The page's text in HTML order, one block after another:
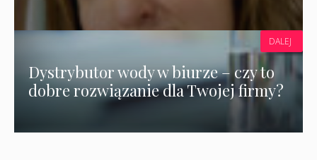
Dystrybutor wody w biurze – czy to
dobre rozwiązanie dla Twojej firmy?
DALEJ